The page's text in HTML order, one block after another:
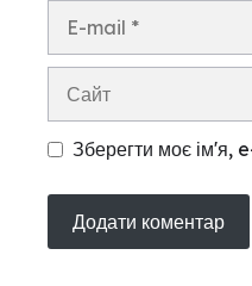
Зберегти моє ім'я,